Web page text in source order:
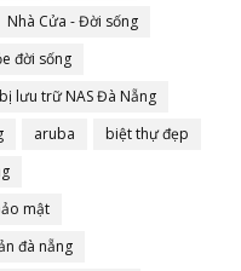
Nhà Cửa - Đời sống
đời sống
lưu trữ NAS Đà Nẵng
aruba
biệt thự đẹp
mật
đà nẵng